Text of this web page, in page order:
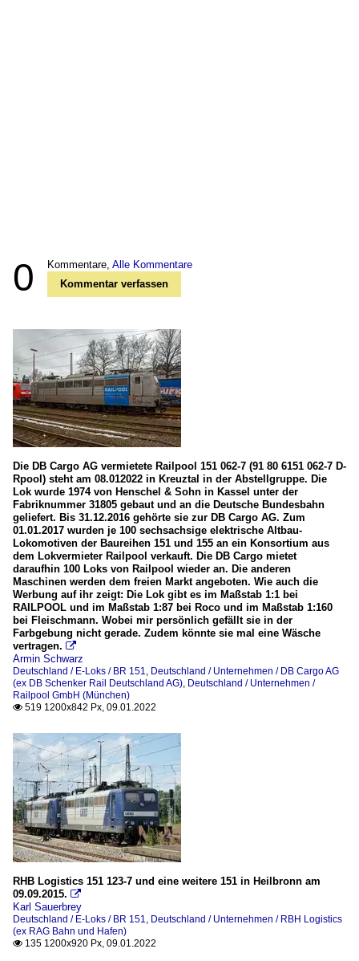
0 Kommentare, Alle Kommentare
Kommentar verfassen
Die DB Cargo AG vermietete Railpool 151 062-7 (91 80 6151 062-7 D-
Rpool) steht am 08.012022 in Kreuztal in der Abstellgruppe. Die
Lok wurde 1974 von Henschel & Sohn in Kassel unter der
Fabriknummer 31805 gebaut und an die Deutsche Bundesbahn
geliefert. Bis 31.12.2016 gehörte sie zur DB Cargo AG. Zum
01.01.2017 wurden je 100 sechsachsige elektrische Altbau-
Lokomotiven der Baureihen 151 und 155 an ein Konsortium aus
dem Lokvermieter Railpool verkauft. Die DB Cargo mietet
daraufhin 100 Loks von Railpool wieder an. Die anderen
Maschinen werden dem freien Markt angeboten. Wie auch die
Werbung auf ihr zeigt: Die Lok gibt es im Maßstab 1:1 bei
RAILPOOL und im Maßstab 1:87 bei Roco und im Maßstab 1:160
bei Fleischmann. Wobei mir persönlich gefällt sie in der
Farbgebung nicht gerade. Zudem könnte sie mal eine Wäsche
vertragen. 
Armin Schwarz
Deutschland / E-Loks / BR 151
Deutschland / Unternehmen / DB Cargo AG
(ex DB Schenker Rail Deutschland AG) Deutschland / Unternehmen /
Railpool GmbH (München)
 519 1200x842 Px, 09.01.2022
RHB Logistics 151 123-7 und eine weitere 151 in Heilbronn am
09.09.2015. 
Karl Sauerbrey
Deutschland / E-Loks / BR 151
Deutschland / Unternehmen / RBH Logistics
(ex RAG Bahn und Hafen)
 135 1200x920 Px, 09.01.2022